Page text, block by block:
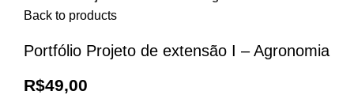
Back to products
Portfólio Projeto de extensão I – Agronomia
R$49,00